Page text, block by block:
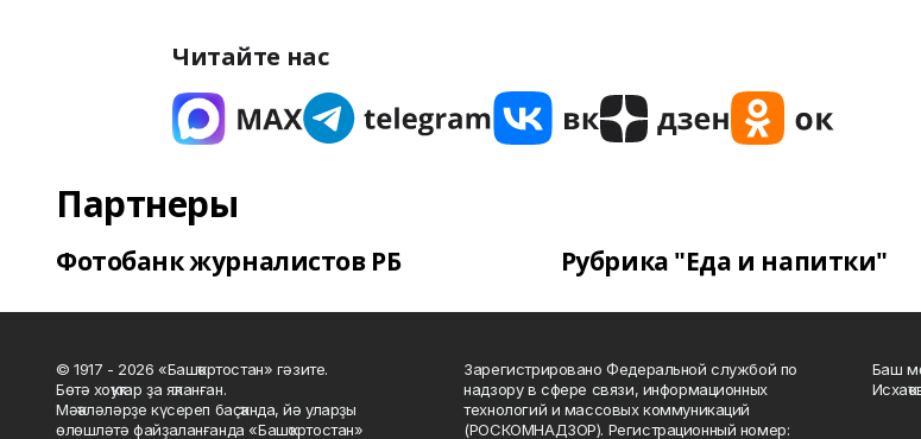
Читайте нас
Партнеры
Фотобанк журналистов РБ Рубрика "Еда и напитки"
© 1917 - 2026 «Башҡортостан» гәзите.
Бөтә хоҡуҡтар ҙа яҡланған.
Мәҡәләләрҙе күсереп баҫҡанда, йә уларҙы
өлөшләтә файҙаланғанда «Башҡортостан»
Зарегистрировано Федеральной службой по
надзору в сфере связи, информационных
технологий и массовых коммуникаций
(РОСКОМНАДЗОР). Регистрационный номер:
Баш